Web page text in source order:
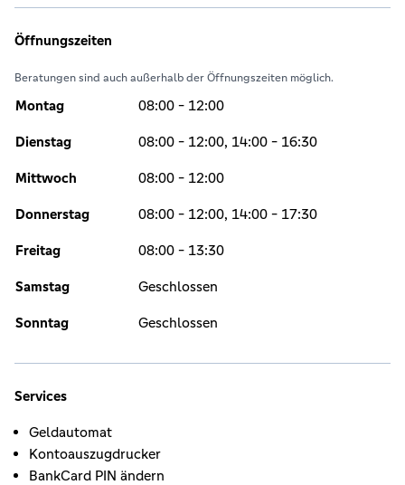
Öffnungszeiten
Beratungen sind auch außerhalb der Öffnungszeiten möglich.
Montag 08:00 - 12:00
Dienstag 08:00 - 12:00, 14:00 - 16:30
Mittwoch 08:00 - 12:00
Donnerstag 08:00 - 12:00, 14:00 - 17:30
Freitag 08:00 - 13:30
Samstag Geschlossen
Sonntag Geschlossen
Services
Geldautomat
Kontoauszugdrucker
BankCard PIN ändern